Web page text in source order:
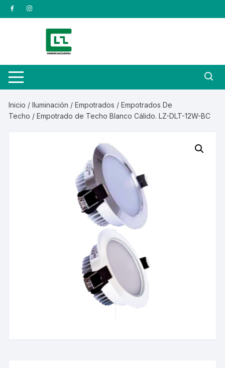
Saltar
al
Inicio /Iluminación /Empotrados /Empotrados De
Techo / Empotrado de Techo Blanco Cálido. LZ-DLT-12W-BC